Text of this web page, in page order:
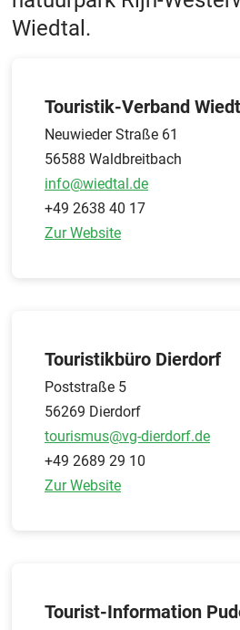
Wiedtal.
Touristik-Verband
Neuwieder Straße 61
56588 Waldbreitbach
info@wiedtal.de
+49 2638 40 17
Zur Website
Touristikbüro Dierdorf
Poststraße 5
56269 Dierdorf
tourismus@vg-dierdorf.de
+49 2689 29 10
Zur Website
Tourist-Information